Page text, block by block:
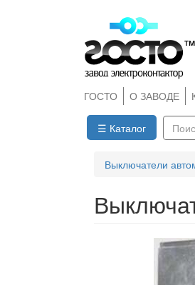
ГОСТО О ЗАВОДЕ
☰ Каталог
Выключатели